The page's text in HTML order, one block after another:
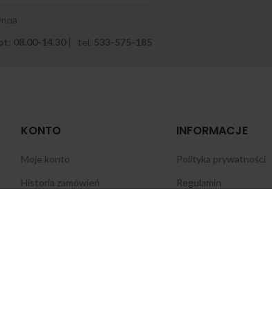
: 08.00-14.30 | tel. 533-575-185
KONTO
Moje konto
Historia zamówień
INFORMACJE
Polityka prywatności
Regulamin